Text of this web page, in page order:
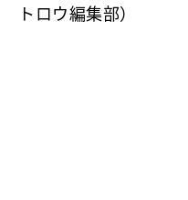
トロウ編集部）